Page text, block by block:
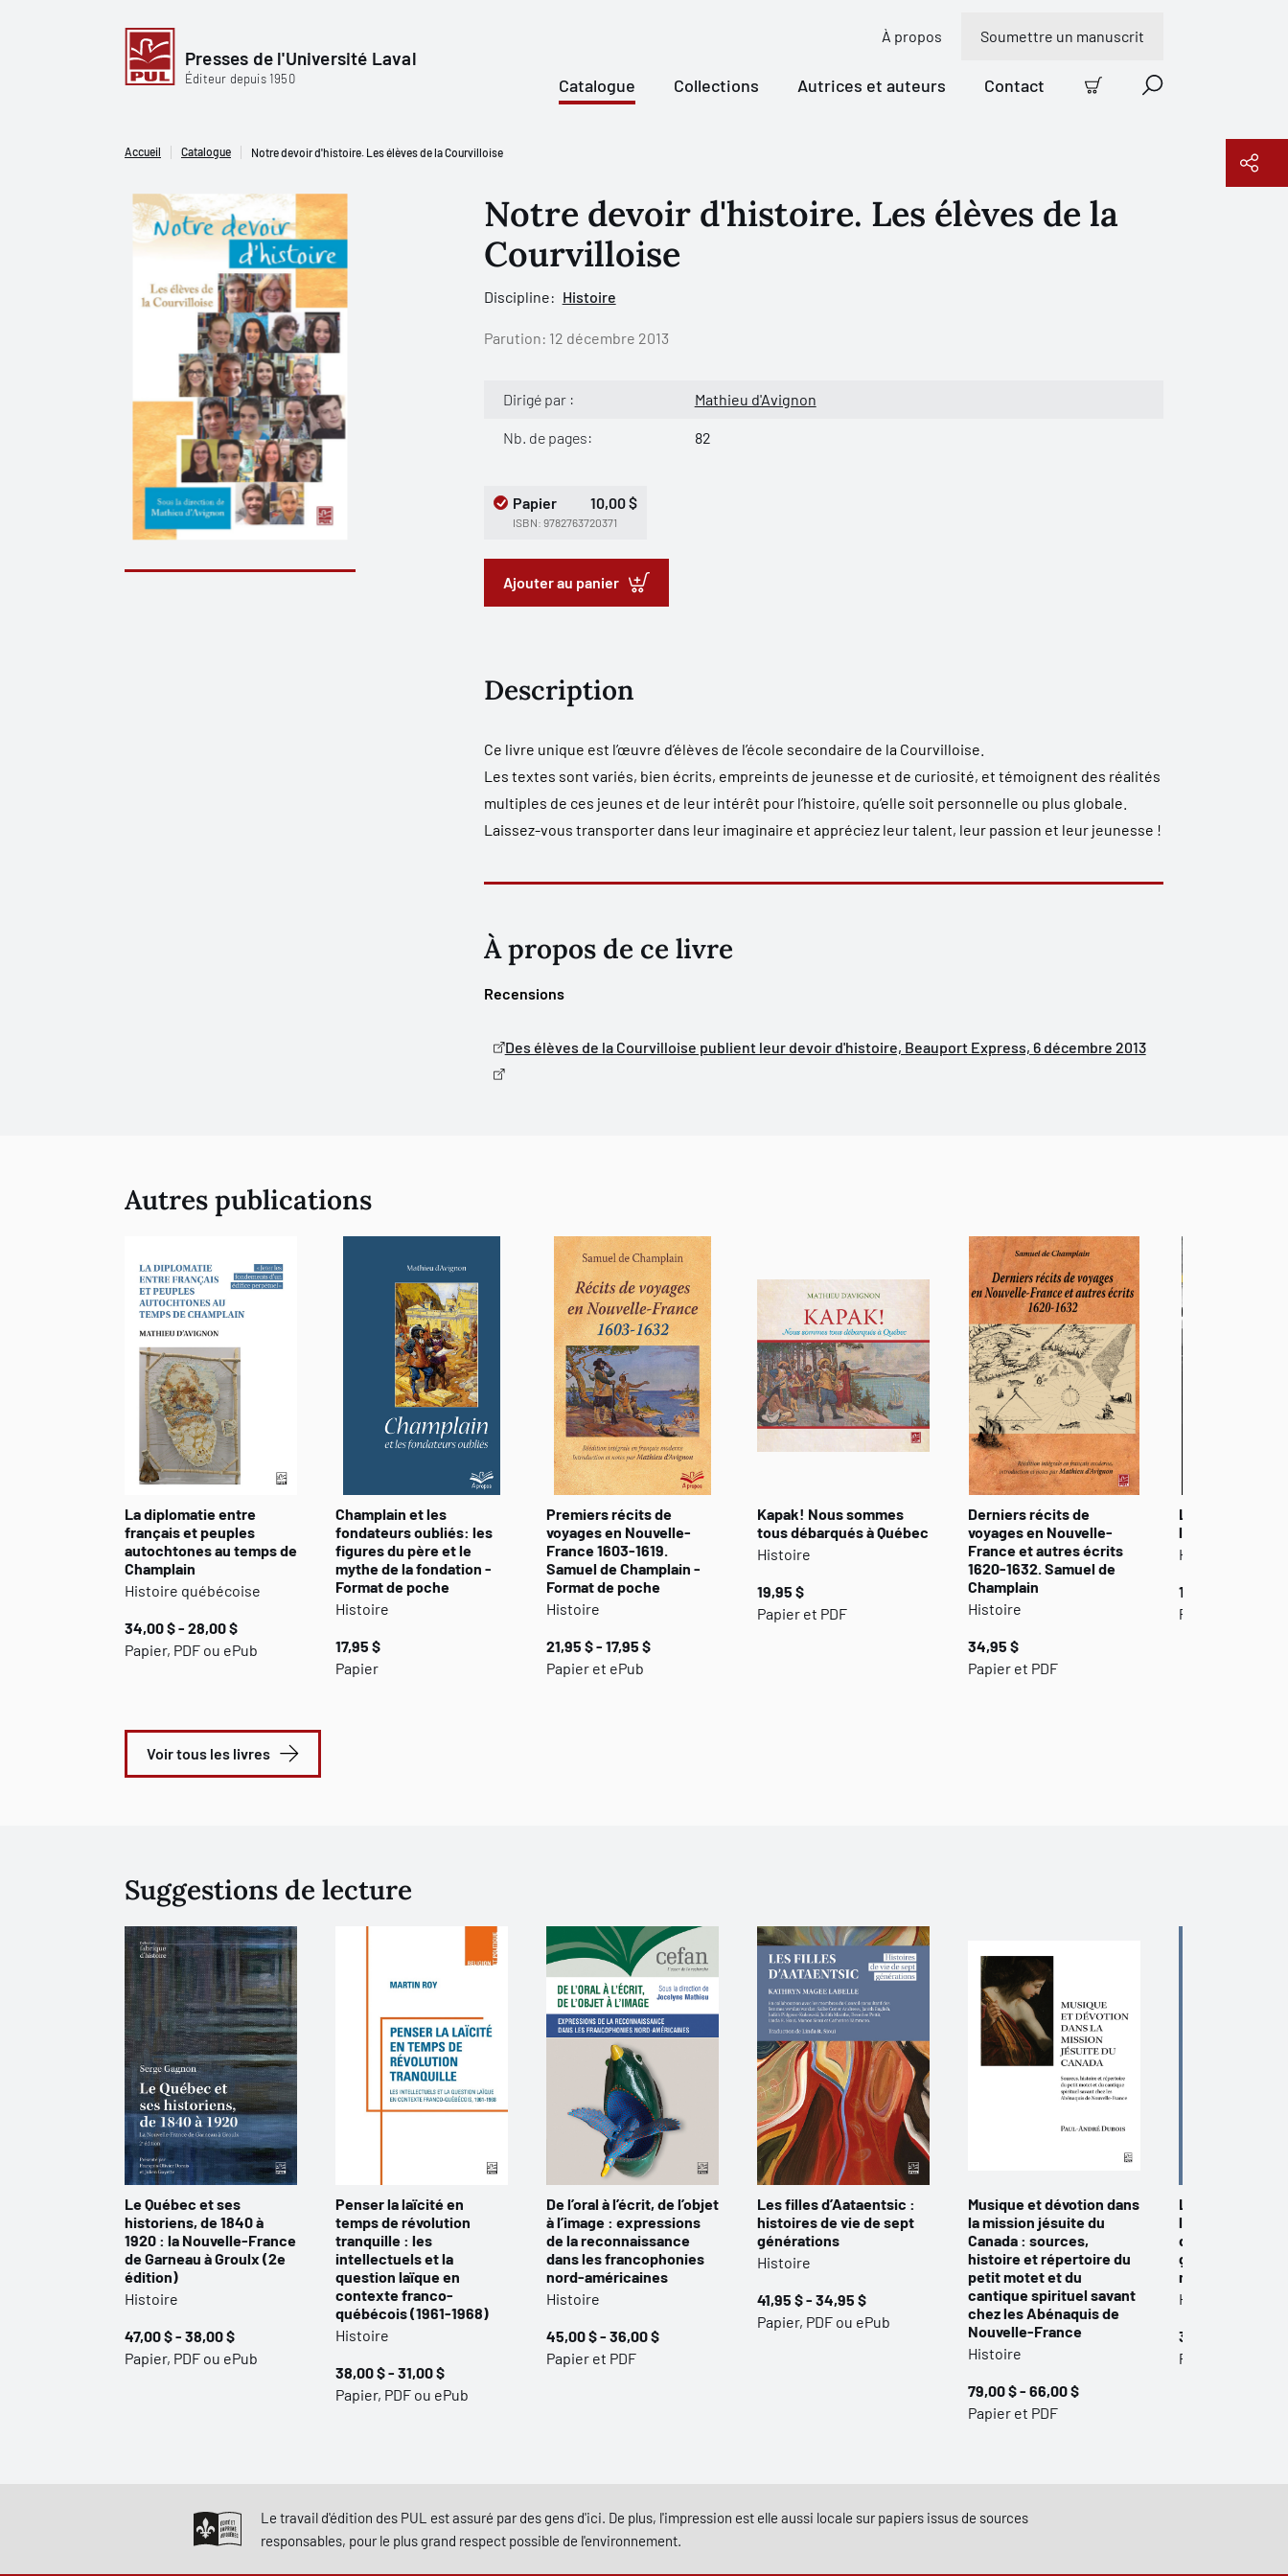
Presses de l'Université Laval
Éditeur depuis 1950
À propos Soumettre un manuscrit
Catalogue Collections Autrices et auteurs Contact
Panier Recherche
Accueil Catalogue Notre devoir d'histoire. Les élèves de la Courvilloise
Notre devoir d'histoire. Les élèves de la
Courvilloise
Discipline: Histoire
Parution: 12 décembre 2013
Dirigé par : Mathieu d'Avignon
Nb. de pages: 82
Papier 10,00 $
ISBN: 9782763720371
Ajouter au panier
Description
Ce livre unique est l’œuvre d’élèves de l’école secondaire de la Courvilloise.
Les textes sont variés, bien écrits, empreints de jeunesse et de curiosité, et témoignent des réalités
multiples de ces jeunes et de leur intérêt pour l’histoire, qu’elle soit personnelle ou plus globale.
Laissez-vous transporter dans leur imaginaire et appréciez leur talent, leur passion et leur jeunesse !
À propos de ce livre
Recensions
Des élèves de la Courvilloise publient leur devoir d'histoire, Beauport Express, 6 décembre 2013
Autres publications
La diplomatie entre
français et peuples
autochtones au temps de
Champlain
Histoire québécoise
34,00 $ - 28,00 $
Papier, PDF ou ePub
Champlain et les
fondateurs oubliés: les
figures du père et le
mythe de la fondation -
Format de poche
Histoire
17,95 $
Papier
Premiers récits de
voyages en Nouvelle-
France 1603-1619.
Samuel de Champlain -
Format de poche
Histoire
21,95 $ - 17,95 $
Papier et ePub
Kapak! Nous sommes
tous débarqués à Québec
Histoire
19,95 $
Papier et PDF
Derniers récits de
voyages en Nouvelle-
France et autres écrits
1620-1632. Samuel de
Champlain
Histoire
34,95 $
Papier et PDF
La
l'histoire des
Histoire et
19,95 $
Papier et PDF
Voir tous les livres
Suggestions de lecture
Le Québec et ses
historiens, de 1840 à
1920 : la Nouvelle-France
de Garneau à Groulx (2e
édition)
Histoire
47,00 $ - 38,00 $
Papier, PDF ou ePub
Penser la laïcité en
temps de révolution
tranquille : les
intellectuels et la
question laïque en
contexte franco-
québécois (1961-1968)
Histoire
38,00 $ - 31,00 $
Papier, PDF ou ePub
De l’oral à l’écrit, de l’objet
à l’image : expressions
de la reconnaissance
dans les francophonies
nord-américaines
Histoire
45,00 $ - 36,00 $
Papier et PDF
Les filles d’Aataentsic :
histoires de vie de sept
générations
Histoire
41,95 $ - 34,95 $
Papier, PDF ou ePub
Musique et dévotion dans
la mission jésuite du
Canada : sources,
histoire et répertoire du
petit motet et du
cantique spirituel savant
chez les Abénaquis de
Nouvelle-France
Histoire
79,00 $ - 66,00 $
Papier et PDF
La
l’Atlantique. La
de l’histoire
grecques aux
modernes
Histoire
35,00 $ - 29,00
Papier et PDF
Le travail d'édition des PUL est assuré par des gens d'ici. De plus, l'impression est elle aussi locale sur papiers issus de sources
responsables, pour le plus grand respect possible de l'environnement.